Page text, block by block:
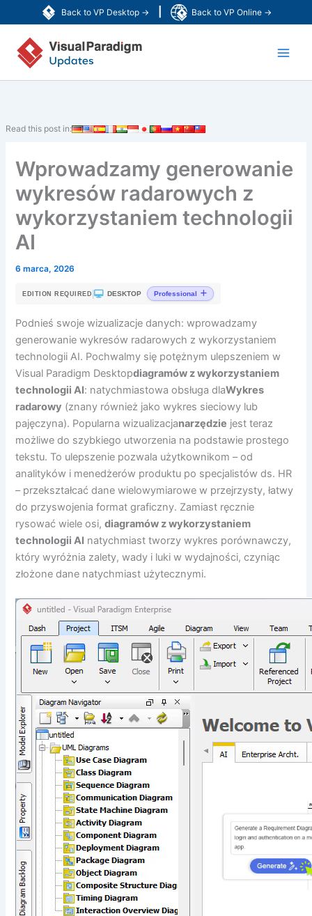
Back to VP Desktop → Back to VP Online →
do
treści
Read this post in:
Wprowadzamy generowanie
wykresów radarowych z
wykorzystaniem technologii
AI
6 marca, 2026
EDITION REQUIRED | DESKTOP Professional
Podnieś swoje wizualizacje danych: wprowadzamy
generowanie wykresów radarowych z wykorzystaniem
technologii AI. Pochwalmy się potężnym ulepszeniem w
Visual Paradigm Desktopdiagramów z wykorzystaniem
technologii AI: natychmiastowa obsługa dlaWykres
radarowy (znany również jako wykres sieciowy lub
pajęczyna). Popularna wizualizacjanarzędzie jest teraz
możliwe do szybkiego utworzenia na podstawie prostego
tekstu. To ulepszenie pozwala użytkownikom – od
analityków i menedżerów produktu po specjalistów ds. HR
– przekształcać dane wielowymiarowe w przejrzysty, łatwy
do przyswojenia format graficzny. Zamiast ręcznie
rysować wiele osi,diagramów z wykorzystaniem
technologii AI natychmiast tworzy wykres porównawczy,
który wyróżnia zalety, wady i luki w wydajności, czyniąc
złożone dane natychmiast użytecznymi.